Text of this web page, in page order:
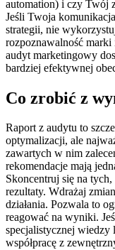
automation) i czy Twój
Jeśli Twoja
strategii, nie
rozpoznawalność
audyt marketingowy
bardziej efektywnej
Co zrobić z
Raport z audytu to
optymalizacji, ale
zawartych w nim
rekomendacje mają
Skoncentruj się na
rezultaty. Wdrażaj
działania. Pozwala to
reagować na wyniki.
specjalistycznej wiedzy
współpracę z